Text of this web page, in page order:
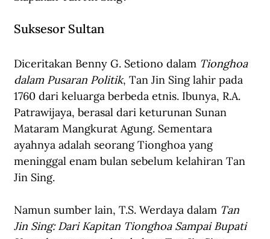
Suksesor Sultan
Diceritakan Benny G. Setiono dalam Tionghoa
dalam Pusaran Politik, Tan Jin Sing lahir pada
1760 dari keluarga berbeda etnis. Ibunya, R.A.
Patrawijaya, berasal dari keturunan Sunan
Mataram Mangkurat Agung. Sementara
ayahnya adalah seorang Tionghoa yang
meninggal enam bulan sebelum kelahiran Tan
Jin Sing.
Namun sumber lain, T.S. Werdaya dalam Tan
Jin Sing: Dari Kapitan Tionghoa Sampai Bupati